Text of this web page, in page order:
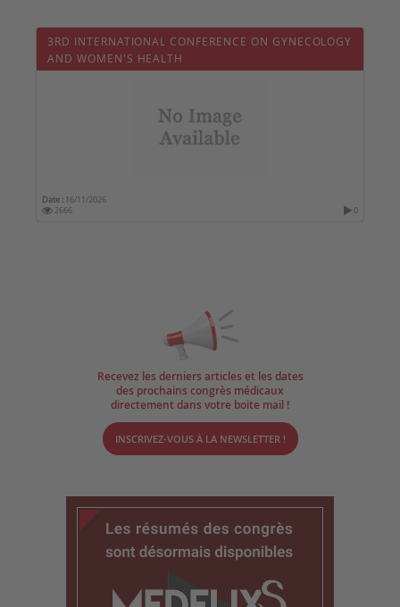
3RD INTERNATIONAL CONFERENCE ON GYNECOLOGY
AND WOMEN'S HEALTH
Date : 16/11/2026
2666
0
Recevez les derniers articles et les dates
des prochains congrès médicaux
directement dans votre boite mail !
INSCRIVEZ-VOUS À LA NEWSLETTER !